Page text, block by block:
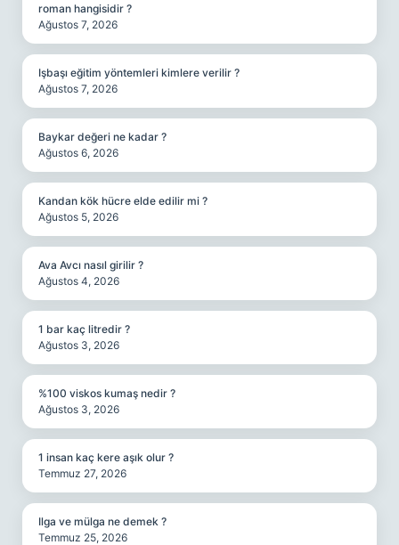
roman hangisidir ?
Ağustos 7, 2026
Işbaşı eğitim yöntemleri kimlere verilir ?
Ağustos 7, 2026
Baykar değeri ne kadar ?
Ağustos 6, 2026
Kandan kök hücre elde edilir mi ?
Ağustos 5, 2026
Ava Avcı nasıl girilir ?
Ağustos 4, 2026
1 bar kaç litredir ?
Ağustos 3, 2026
%100 viskos kumaş nedir ?
Ağustos 3, 2026
1 insan kaç kere aşık olur ?
Temmuz 27, 2026
Ilga ve mülga ne demek ?
Temmuz 25, 2026